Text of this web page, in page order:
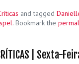
and tagged
. Bookmark the
| Sexta-